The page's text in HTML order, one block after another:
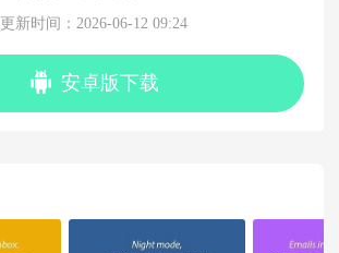
更新时间：2026-06-12 09:24
安卓版下载